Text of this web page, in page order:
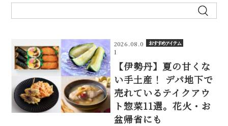
2026.08.0
1
おすすめアイテム
【伊勢丹】夏の甘くな
い手土産！ デパ地下で
売れているテイクアウ
ト惣菜11選。花火・お
盆帰省にも